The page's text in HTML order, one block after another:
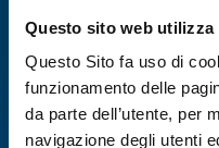
Questo sito web utilizza
Questo Sito fa uso di
funzionamento delle
da parte dell’utente, per
navigazione degli utenti